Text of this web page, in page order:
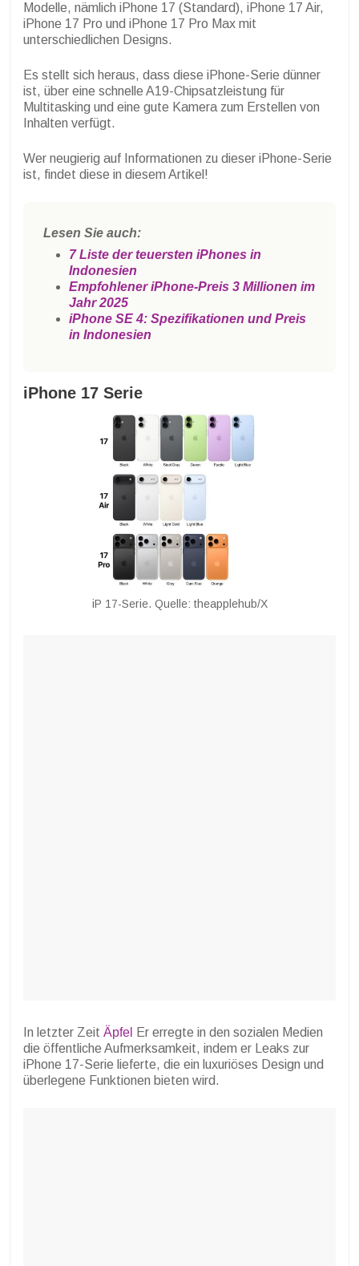
Modelle, nämlich iPhone 17 (Standard), iPhone 17 Air,
iPhone 17 Pro und iPhone 17 Pro Max mit
unterschiedlichen Designs.
Es stellt sich heraus, dass diese iPhone-Serie dünner
ist, über eine schnelle A19-Chipsatzleistung für
Multitasking und eine gute Kamera zum Erstellen von
Inhalten verfügt.
Wer neugierig auf Informationen zu dieser iPhone-Serie
ist, findet diese in diesem Artikel!
Lesen Sie auch:
7 Liste der teuersten iPhones in
Indonesien
Empfohlener iPhone-Preis 3 Millionen im
Jahr 2025
iPhone SE 4: Spezifikationen und Preis
in Indonesien
iPhone 17 Serie
iP 17-Serie. Quelle: theapplehub/X
In letzter Zeit Äpfel
Er erregte in den sozialen Medien
die öffentliche Aufmerksamkeit, indem er Leaks zur
iPhone 17-Serie lieferte, die ein luxuriöses Design und
überlegene Funktionen bieten wird.